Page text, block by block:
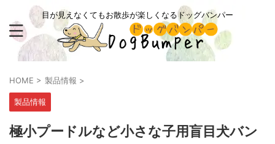
目が見えなくてもお散歩が楽しくなるドッグバンパー
HOME > 製品情報 >
製品情報
極小プードルなど小さな子用盲目犬バン